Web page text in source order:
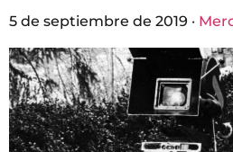
5 de septiembre de 2019 ·